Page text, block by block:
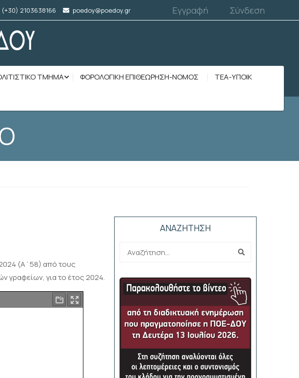
(+30) 2103638166 poedoy@poedoy.gr Εγγραφή Σύνδεση
ΤΜΗΜΑ ΦΟΡΟΛΟΓΙΚΗ ΕΠΙΘΕΩΡΗΣΗ-ΝΟΜΟΣ ΤΕΑ-ΥΠΟΙΚ
(Α΄58) από τους
γραφείων, για το έτος 2024.
ΑΝΑΖΗΤΗΣΗ